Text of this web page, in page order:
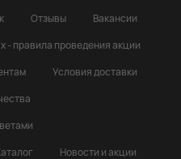
Отзывы
Вакансии
- правила проведения акции
Условия доставки
Новости и акции